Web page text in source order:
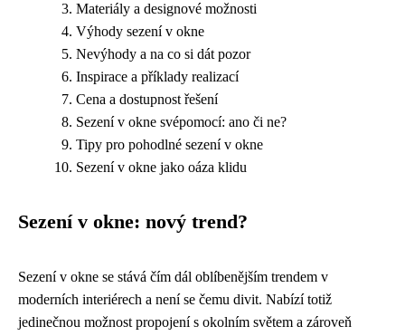
Materiály a designové možnosti
Výhody sezení v okne
Nevýhody a na co si dát pozor
Inspirace a příklady realizací
Cena a dostupnost řešení
Sezení v okne svépomocí: ano či ne?
Tipy pro pohodlné sezení v okne
Sezení v okne jako oáza klidu
Sezení v okne: nový trend?
Sezení v okne se stává čím dál oblíbenějším trendem v
moderních interiérech a není se čemu divit. Nabízí totiž
jedinečnou možnost propojení s okolním světem a zároveň